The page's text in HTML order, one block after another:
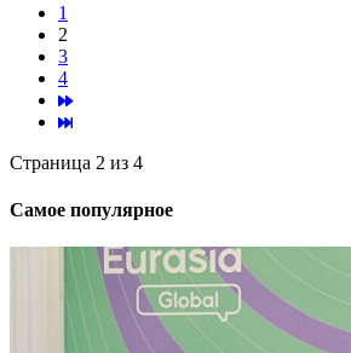
1
2
3
4
Страница 2 из 4
Самое популярное